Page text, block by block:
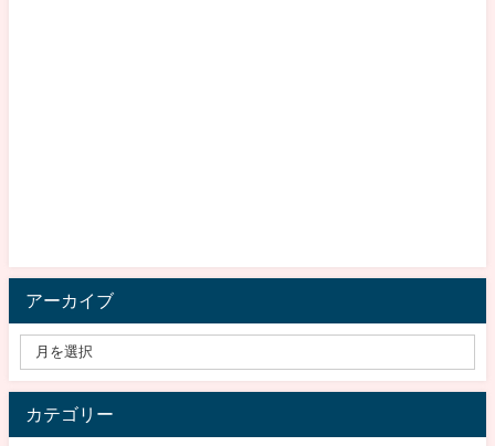
アーカイブ
カテゴリー